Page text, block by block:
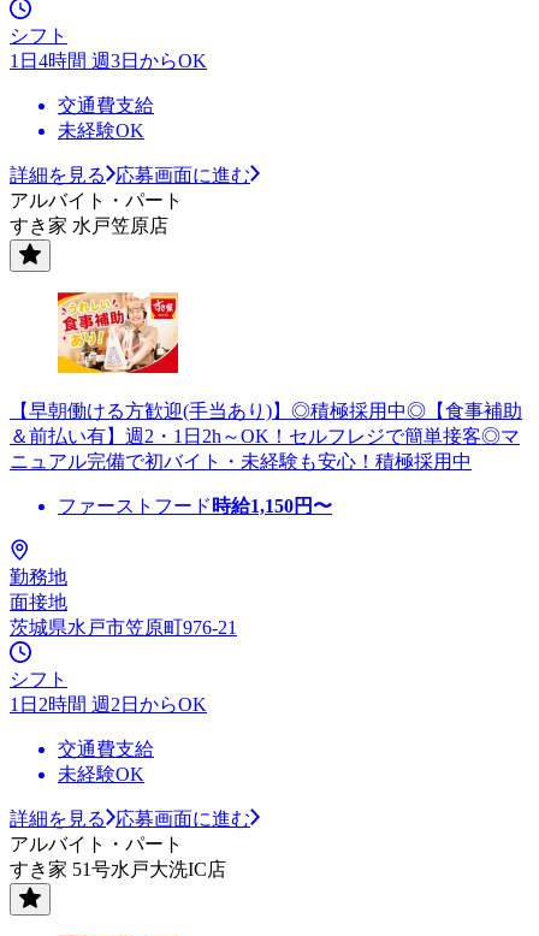
シフト
1日4時間 週3日からOK
交通費支給
未経験OK
詳細を見る
応募画面に進む
アルバイト・パート
すき家 水戸笠原店
【早朝働ける方歓迎(手当あり)】◎積極採用中◎【食事補助
＆前払い有】週2・1日2h～OK！セルフレジで簡単接客◎マ
ニュアル完備で初バイト・未経験も安心！積極採用中
ファーストフード 時給1,150円〜
勤務地
面接地
茨城県水戸市笠原町976-21
シフト
1日2時間 週2日からOK
交通費支給
未経験OK
詳細を見る
応募画面に進む
アルバイト・パート
すき家 51号水戸大洗IC店